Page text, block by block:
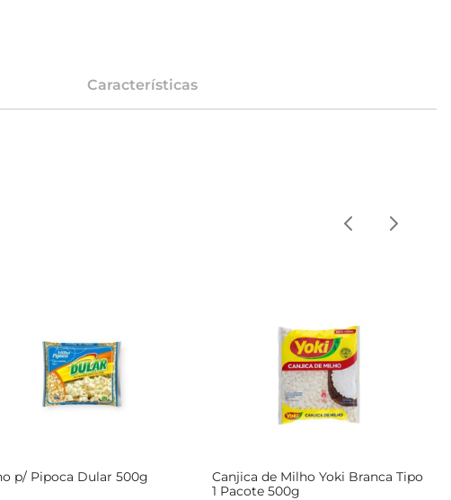
Características
p/ Pipoca Dular 500g
Canjica de Milho Yoki Branca Tipo
1 Pacote 500g